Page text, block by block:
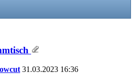
31.03.2023 16:36